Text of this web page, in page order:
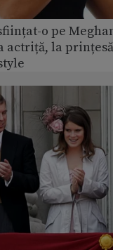
o pe
actriță, la